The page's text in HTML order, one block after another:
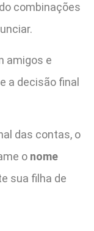
combinações
amigos e
a decisão final
das contas, o
o nome
sua filha de